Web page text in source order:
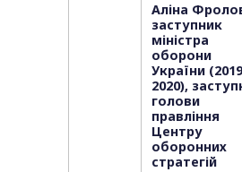
Аліна
заступник
міністра
оборони
України
2020),
голови
правління
Центру
оборонних
стратегій